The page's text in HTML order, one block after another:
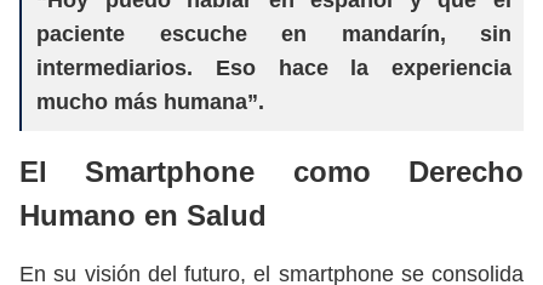
paciente escuche en mandarín, sin
intermediarios. Eso hace la experiencia
mucho más humana”.
El Smartphone como Derecho
Humano en Salud
En su visión del futuro, el smartphone se consolida